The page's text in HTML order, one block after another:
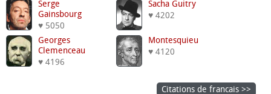
Serge
Gainsbourg
♥ 5050
Sacha Guitry
♥ 4202
Georges
Clemenceau
♥ 4196
Montesquieu
♥ 4120
Citations de francais >>